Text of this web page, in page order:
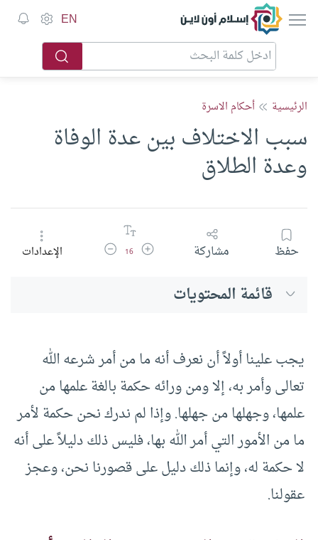
إسلام أون لاين EN
الرئيسية أحكام الاسرة
سبب الاختلاف بين عدة الوفاة
وعدة الطلاق
حفظ مشاركة زيادة حجم الخط
16 تقليل حجم الخطالإعدادات
قائمة المحتويات
يجب علينا أولاً أن نعرف أنه ما من أمر شرعه الله
تعالى وأمر به، إلا ومن ورائه حكمة بالغة علمها من
علمها، وجهلها من جهلها. وإذا لم ندرك نحن حكمة لأمر
ما من الأمور التي أمر الله بها، فليس ذلك دليلاً على أنه
لا حكمة له، وإنما ذلك دليل على قصورنا نحن، وعجز
عقولنا.